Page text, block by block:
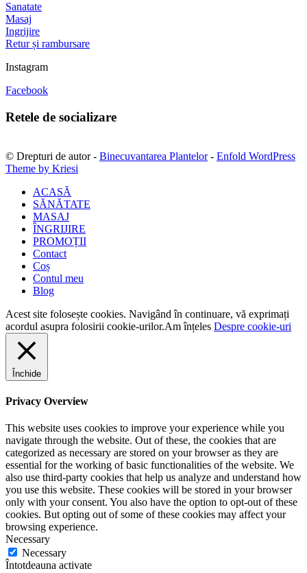
Sanatate
Masaj
Ingrijire
Retur și rambursare
Instagram
Facebook
Retele de socializare
© Drepturi de autor - Binecuvantarea Plantelor- Enfold WordPress
Theme by Kriesi
ACASĂ
SĂNĂTATE
MASAJ
ÎNGRIJIRE
PROMOȚII
Contact
Coș
Contul meu
Blog
Acest site folosește cookies. Navigând în continuare, vă exprimați
acordul asupra folosirii cookie-urilor.Am înțeles Despre cookie-uri
Închide
Privacy Overview
This website uses cookies to improve your experience while you
navigate through the website. Out of these, the cookies that are
categorized as necessary are stored on your browser as they are
essential for the working of basic functionalities of the website. We
also use third-party cookies that help us analyze and understand how
you use this website. These cookies will be stored in your browser
only with your consent. You also have the option to opt-out of these
cookies. But opting out of some of these cookies may affect your
browsing experience.
Necessary
Necessary
Întotdeauna activate